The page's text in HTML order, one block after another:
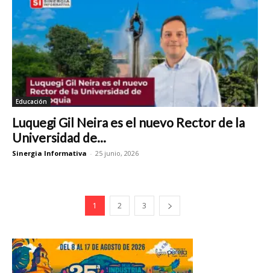
Educación
Luquegi Gil Neira es el nuevo Rector de la
Universidad de...
Sinergia Informativa - 25 junio, 2026
1 2 3